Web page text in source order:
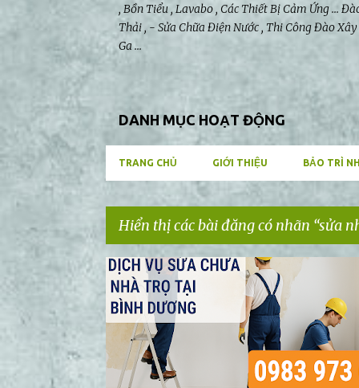
, Bồn Tiểu , Lavabo , Các Thiết Bị Cảm Ứng ...
Thải , - Sửa Chữa Điện Nước , Thi Công Đào
Ga ...
DANH MỤC HOẠT ĐỘNG
TRANG CHỦ GIỚI THIỆU BẢO TRÌ
Hiển thị các bài đăng có nhãn sửa
B
à
i
đ
ă
SỬA NHÀ TRỌ BÌNH DƯƠNG SỬA NHÀ TRỌ DĨ AN